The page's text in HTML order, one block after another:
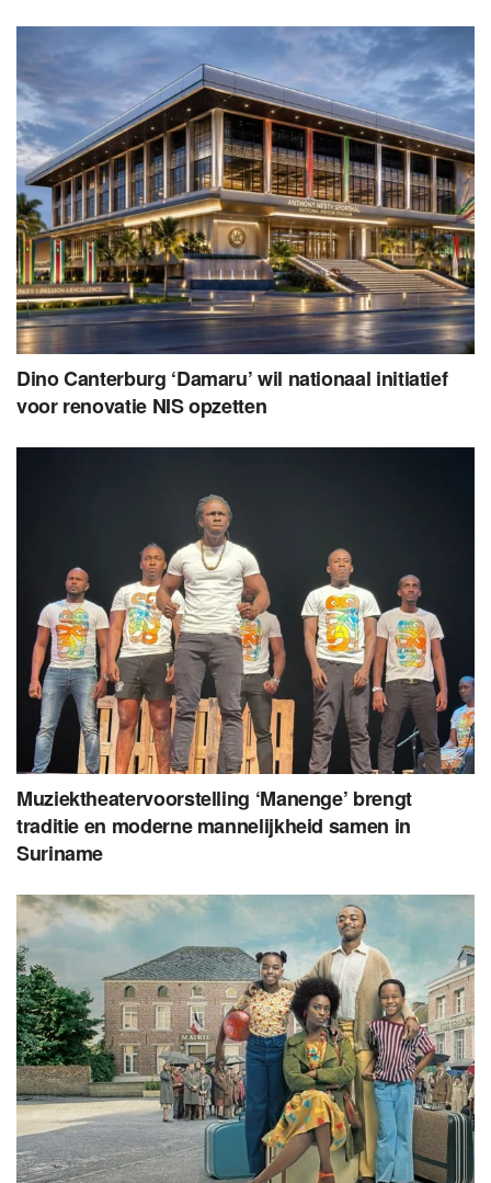
Dino Canterburg ‘Damaru’ wil nationaal initiatief
voor renovatie NIS opzetten
Muziektheatervoorstelling ‘Manenge’ brengt
traditie en moderne mannelijkheid samen in
Suriname